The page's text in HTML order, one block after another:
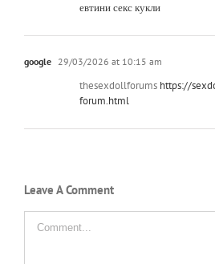
евтини секс кукли
google 29/03/2026 at 10:15 am
thesexdollforums https://
forum.html
Leave A Comment